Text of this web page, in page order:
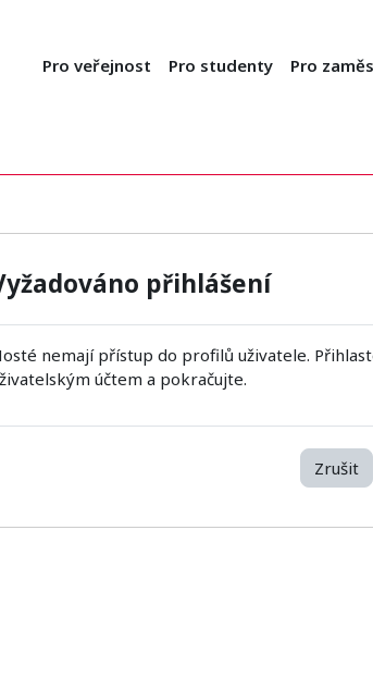
Pro veřejnost Pro studenty Pro
přihlášení
nemají přístup do profilů uživatele.
účtem a pokračujte.
Zrušit